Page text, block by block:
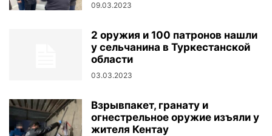
09.03.2023
2 оружия и 100 патронов нашли
у сельчанина в Туркестанской
области
03.03.2023
Взрывпакет, гранату и
огнестрельное оружие изъяли у
жителя Кентау